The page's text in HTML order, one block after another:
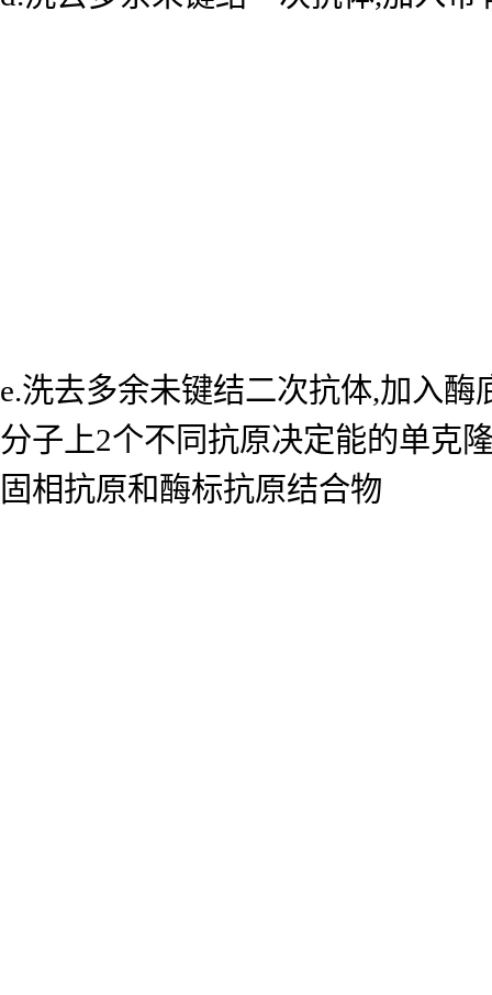
e.洗去多余未键结二次抗体,加入
分子上2个不同抗原决定能的单克
固相抗原和酶标抗原结合物